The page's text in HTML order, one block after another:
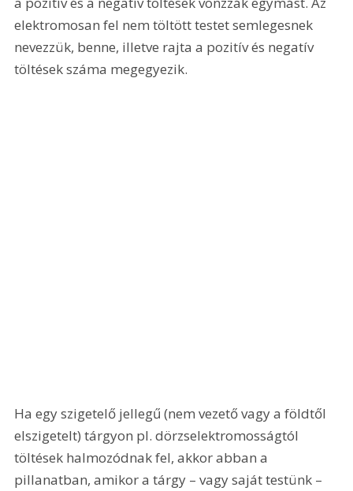
elektromosan fel nem töltött testet semlegesnek
nevezzük, benne, illetve rajta a pozitív és negatív
töltések száma megegyezik.
Ha egy szigetelő jellegű (nem vezető vagy a földtől
elszigetelt) tárgyon pl. dörzselektromosságtól
töltések halmozódnak fel, akkor abban a
pillanatban, amikor a tárgy – vagy saját testünk –